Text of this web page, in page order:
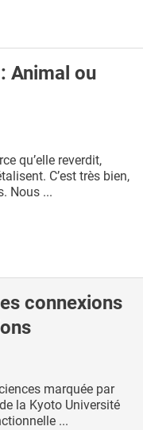
Animal ou
qu’elle reverdit,
C’est très bien,
Nous ...
connexions
marquée par
la Kyoto Université
...